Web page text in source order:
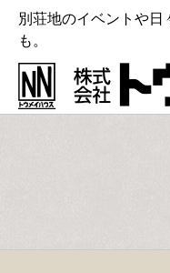
別荘地のイベントや
も。